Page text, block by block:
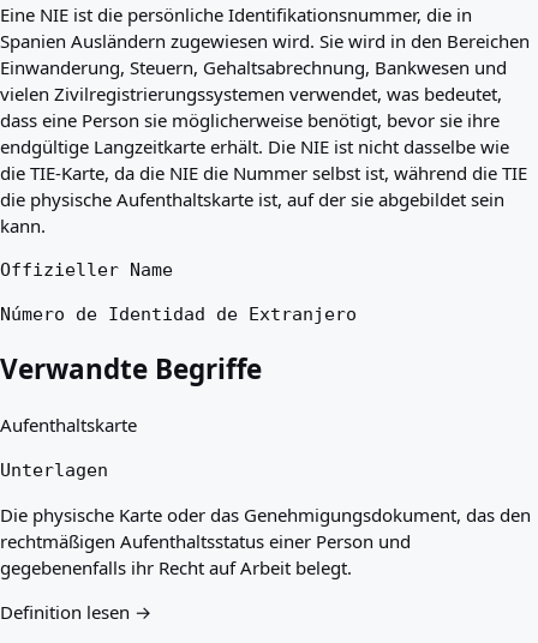
Eine NIE ist die persönliche Identifikationsnummer, die in
Spanien Ausländern zugewiesen wird. Sie wird in den Bereichen
Einwanderung, Steuern, Gehaltsabrechnung, Bankwesen und
vielen Zivilregistrierungssystemen verwendet, was bedeutet,
dass eine Person sie möglicherweise benötigt, bevor sie ihre
endgültige Langzeitkarte erhält. Die NIE ist nicht dasselbe wie
die TIE-Karte, da die NIE die Nummer selbst ist, während die TIE
die physische Aufenthaltskarte ist, auf der sie abgebildet sein
kann.
Offizieller Name
Número de Identidad de Extranjero
Verwandte Begriffe
Aufenthaltskarte
Unterlagen
Die physische Karte oder das Genehmigungsdokument, das den
rechtmäßigen Aufenthaltsstatus einer Person und
gegebenenfalls ihr Recht auf Arbeit belegt.
Definition lesen →